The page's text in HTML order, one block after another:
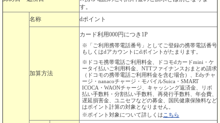
す。
名称 dポイント
加算方法
カード利用000円につき1P
※「ご利用携帯電話番号」としてご登録の携帯電話番号
もしくはdアカウントにdポイントがたまります。
※ドコモ携帯電話ご利用料金、ドコモdカードmini・ケ
ータイ払いご利用料金、NTTファイナンスおまとめ請求
（ドコモの携帯電話ご利用料金を含む場合）、Edyチャ
ージ・nanacoチャージ・モバイルSuica・SMART
ICOCA・WAONチャージ、キャッシング返済金、リボ
払い手数料・分割払い手数料、再発行手数料、年会費、
遅延損害金、ユニセフなどの募金、国民健康保険料など
はポイント計算の対象となりません。
※ポイント対象について詳しくは こちら